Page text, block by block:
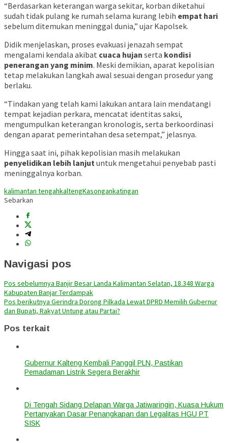
“Berdasarkan keterangan warga sekitar, korban diketahui
sudah tidak pulang ke rumah selama kurang lebih empat hari
sebelum ditemukan meninggal dunia,” ujar Kapolsek.
Didik menjelaskan, proses evakuasi jenazah sempat
mengalami kendala akibat cuaca hujan serta kondisi
penerangan yang minim. Meski demikian, aparat kepolisian
tetap melakukan langkah awal sesuai dengan prosedur yang
berlaku.
“Tindakan yang telah kami lakukan antara lain mendatangi
tempat kejadian perkara, mencatat identitas saksi,
mengumpulkan keterangan kronologis, serta berkoordinasi
dengan aparat pemerintahan desa setempat,” jelasnya.
Hingga saat ini, pihak kepolisian masih melakukan
penyelidikan lebih lanjutuntuk mengetahui penyebab pasti
meninggalnya korban.
kalimantan tengahkaltengKasongankatingan
Sebarkan
Navigasi pos
Pos sebelumnya Banjir Besar Landa Kalimantan Selatan, 18.348 Warga
Kabupaten Banjar Terdampak
Pos berikutnya Gerindra Dorong Pilkada Lewat DPRD Memilih Gubernur
dan Bupati, Rakyat Untung atau Partai?
Pos terkait
Gubernur Kalteng Kembali Panggil PLN, Pastikan
Pemadaman Listrik Segera Berakhir
Di Tengah Sidang Delapan Warga Jatiwaringin, Kuasa Hukum
Pertanyakan Dasar Penangkapan dan Legalitas HGU PT
SISK